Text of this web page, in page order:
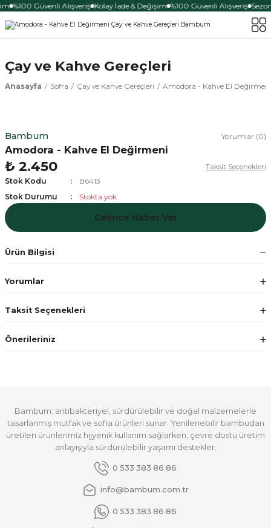
%100 Güvenli Alışveriş Kolay İade & Değişim %100 Güvenli Alışveriş
Çay ve Kahve Gereçleri
Anasayfa Sofra Çay ve Kahve Gereçleri Amodora - Kahve El Değirmeni
Bambum Yorumlar (0)
Amodora - Kahve El Değirmeni
₺ 2.450
Taksit Seçenekleri
Stok Kodu
B6413
Stok Durumu
Stokta yok
Gelince Haber Ver
Ürün Bilgisi
Yorumlar
Taksit Seçenekleri
Önerileriniz
Bambum; antibakteriyel, sürdürülebilir ve doğal malzemelerle
tasarlanmış mutfak ve sofra ürünleri sunar. Yenilenebilir bambudan
üretilen ürünlerimiz hijyenik kullanım sağlarken, çevre dostu üretim
anlayışıyla sürdürülebilir yaşamı destekler.
0 533 383 86 86
info@bambum.com.tr
0 533 383 86 86